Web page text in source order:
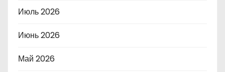
Июль 2026
Июнь 2026
Май 2026